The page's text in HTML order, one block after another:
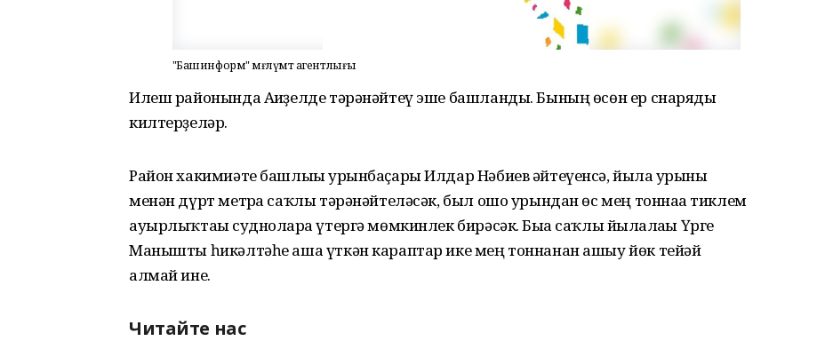
"Башинформ" мәғлүмәт агентлығы
Илеш районында Ағиҙелде тәрәнәйтеү эше башланды. Бының өсөн ер снаряды
килтерҙеләр.
Район хакимиәте башлығы урынбаҫары Илдар Нәбиев әйтеүенсә, йылға урыны
менән дүрт метрға саҡлы тәрәнәйтеләсәк, был ошо урындан өс мең тоннаға тиклем
ауырлыҡтағы судноларға үтергә мөмкинлек бирәсәк. Быға саҡлы йылғалағы Үрге
Манышты һикәлтәһе аша үткән караптар ике мең тоннанан ашыу йөк тейәй
алмай ине.
Читайте нас